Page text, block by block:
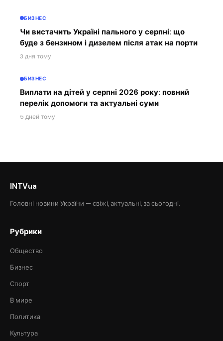
БИЗНЕС
Чи вистачить Україні пального у серпні: що
буде з бензином і дизелем після атак на порти
3 дня тому
БИЗНЕС
Виплати на дітей у серпні 2026 року: повний
перелік допомоги та актуальні суми
5 дней тому
INTVua
Головні новини України — свіжі, актуальні, за сьогодні.
Рубрики
Общество
Бизнес
Спорт
В мире
Политика
Культура